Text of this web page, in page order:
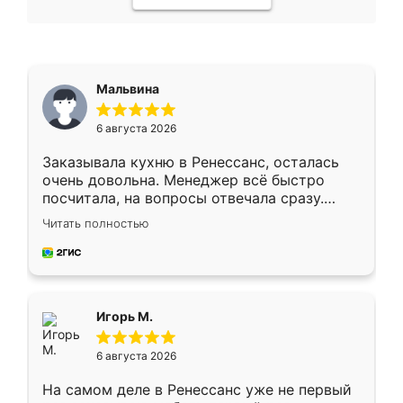
Мальвина
6 августа 2026
Заказывала кухню в Ренессанс, осталась
очень довольна. Менеджер всё быстро
посчитала, на вопросы отвечала сразу.
Замерщик приехал в субботу, подошёл к
делу со всей ответственностью. Собрали
за день, ребята работали аккуратно, даже
Читать полностью
Игорь М.
6 августа 2026
На самом деле в Ренессанс уже не первый